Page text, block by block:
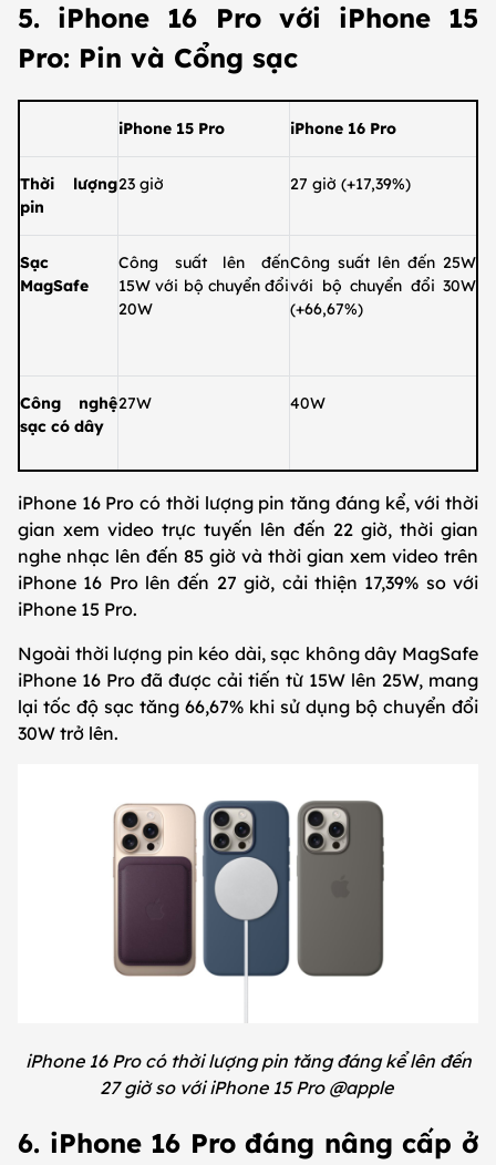
5. iPhone 16 Pro với iPhone 15
Pro: Pin và Cổng sạc
iPhone 15 Pro iPhone 16 Pro
Thời lượng
pin
23 giờ 27 giờ (+17,39%)
Sạc
MagSafe
Công suất lên đến
15W với bộ chuyển đổi
20W
Công suất lên đến 25W
với bộ chuyển đổi 30W
(+66,67%)
Công nghệ
sạc có dây
27W 40W
iPhone 16 Pro có thời lượng pin tăng đáng kể, với thời
gian xem video trực tuyến lên đến 22 giờ, thời gian
nghe nhạc lên đến 85 giờ và thời gian xem video trên
iPhone 16 Pro lên đến 27 giờ, cải thiện 17,39% so với
iPhone 15 Pro.
Ngoài thời lượng pin kéo dài, sạc không dây MagSafe
iPhone 16 Pro đã được cải tiến từ 15W lên 25W, mang
lại tốc độ sạc tăng 66,67% khi sử dụng bộ chuyển đổi
30W trở lên.
iPhone 16 Pro có thời lượng pin tăng đáng kể lên đến
27 giờ so với iPhone 15 Pro @apple
6. iPhone 16 Pro đáng nâng cấp ở